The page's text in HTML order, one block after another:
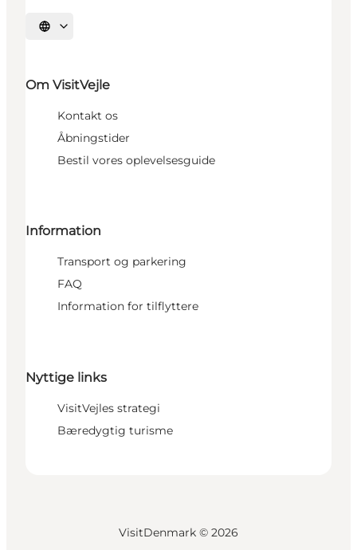
Vælg sprog
Om VisitVejle
Kontakt os
Åbningstider
Bestil vores oplevelsesguide
Information
Transport og parkering
FAQ
Information for tilflyttere
Nyttige links
VisitVejles strategi
Bæredygtig turisme
VisitDenmark © 2026